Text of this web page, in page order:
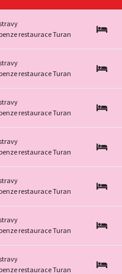
restaurace Turan
restaurace Turan
restaurace Turan
restaurace Turan
restaurace Turan
restaurace Turan
restaurace Turan